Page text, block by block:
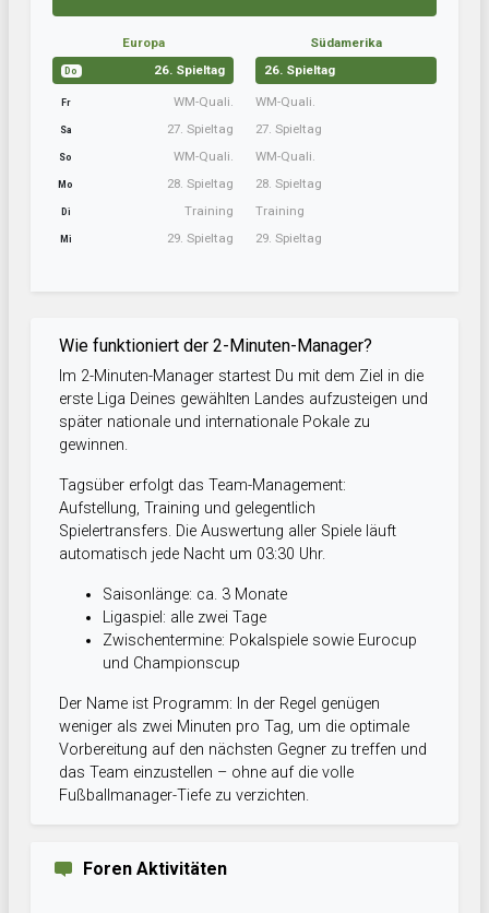
Europa
Do 26. Spieltag
Fr WM-Quali.
Sa 27. Spieltag
So WM-Quali.
Mo 28. Spieltag
Di Training
Mi 29. Spieltag
Südamerika
26. Spieltag
WM-Quali.
27. Spieltag
WM-Quali.
28. Spieltag
Training
29. Spieltag
Wie funktioniert der 2-Minuten-Manager?
Im 2-Minuten-Manager startest Du mit dem Ziel in die
erste Liga Deines gewählten Landes aufzusteigen und
später nationale und internationale Pokale zu
gewinnen.
Tagsüber erfolgt das Team-Management:
Aufstellung, Training und gelegentlich
Spielertransfers. Die Auswertung aller Spiele läuft
automatisch jede Nacht um 03:30 Uhr.
Saisonlänge: ca. 3 Monate
Ligaspiel: alle zwei Tage
Zwischentermine: Pokalspiele sowie Eurocup
und Championscup
Der Name ist Programm: In der Regel genügen
weniger als zwei Minuten pro Tag, um die optimale
Vorbereitung auf den nächsten Gegner zu treffen und
das Team einzustellen – ohne auf die volle
Fußballmanager-Tiefe zu verzichten.
Foren Aktivitäten